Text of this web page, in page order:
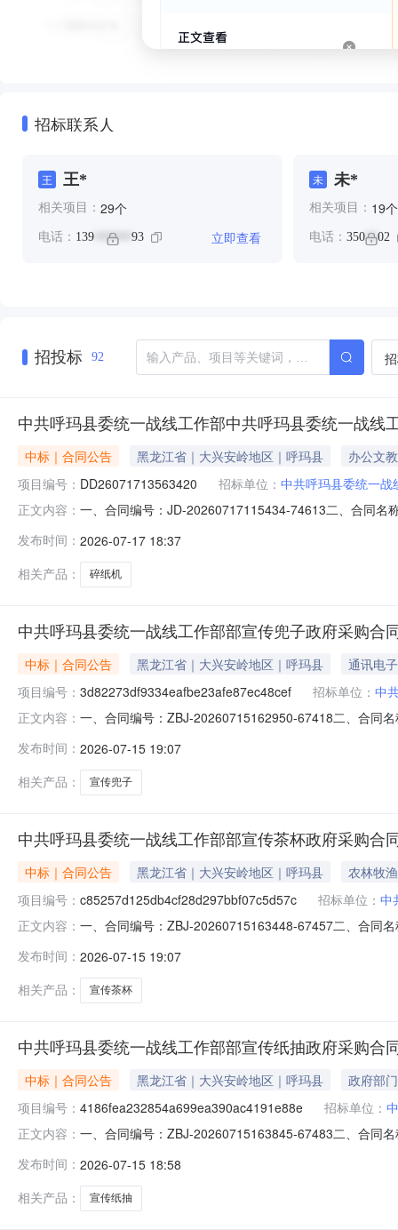
招标联系人
王 王*
相关项目： 29个
电话： 139 ****** 93 立即查看
未 未*
相关项目： 19个
电话： 350**02
招投标 92
中共呼玛县委统一战线工作部中共呼玛县委统一战线
中标｜合同公告 黑龙江省｜大兴安岭地区｜呼玛县
办公文教
项目编号： DD26071713563420 招标单位： 中共呼玛县委统一战
正文内容： 一、合同编号：JD-20260717115434-74613二、合同名
有限公司地址：哈尔滨南岗区联系方式：13633631010
发布时间： 2026-07-17 18:37
相关产品：
碎纸机
中共呼玛县委统一战线工作部部宣传兜子政府采购合
中标｜合同公告 黑龙江省｜大兴安岭地区｜呼玛县
通讯电子
项目编号： 3d82273df9334eafbe23afe87ec48cef 招标单位： 中
正文内容： 一、合同编号：ZBJ-20260715162950-67418二、合同
15245795300六、合同主要信息主要标的：序号名称数
发布时间： 2026-07-15 19:07
相关产品：
宣传兜子
中共呼玛县委统一战线工作部部宣传茶杯政府采购合
中标｜合同公告 黑龙江省｜大兴安岭地区｜呼玛县
农林牧渔
项目编号： c85257d125db4cf28d297bbf07c5d57c 招标单位： 中
正文内容： 一、合同编号：ZBJ-20260715163448-67457二、合同
15245795300六、合同主要信息主要标的：序号名称数
发布时间： 2026-07-15 19:07
相关产品：
宣传茶杯
中共呼玛县委统一战线工作部部宣传纸抽政府采购合
中标｜合同公告 黑龙江省｜大兴安岭地区｜呼玛县
政府部门
项目编号： 4186fea232854a699ea390ac4191e88e 招标单位：
正文内容： 一、合同编号：ZBJ-20260715163845-67483二、合同
15245795300六、合同主要信息主要标的：序号名称数
发布时间： 2026-07-15 18:58
相关产品：
宣传纸抽